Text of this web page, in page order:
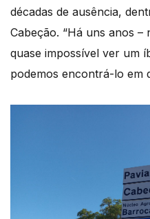
décadas de ausência,
Cabeção. “Há uns anos –
quase impossível ver um
podemos encontrá-lo em